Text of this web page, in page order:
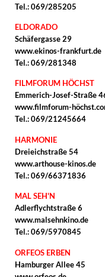
Tel.: 069/285205
ELDORADO
Schäfergasse 29
www.ekinos-frankfurt.de
Tel.: 069/281348
FILMFORUM HÖCHST
Emmerich-Josef-Straße
www.filmforum-
Tel.: 069/21245664
HARMONIE
Dreieichstraße 54
www.arthouse-kinos.de
Tel.: 069/66371836
MAL SEH'N
Adlerflychtstraße 6
www.malsehnkino.de
Tel.: 069/5970845
ORFEOS ERBEN
Hamburger Allee 45